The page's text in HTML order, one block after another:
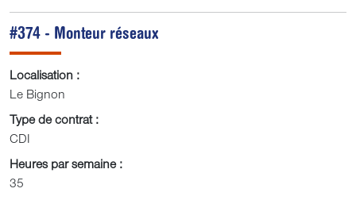
#374 - Monteur réseaux
Localisation :
Le Bignon
Type de contrat :
CDI
Heures par semaine :
35